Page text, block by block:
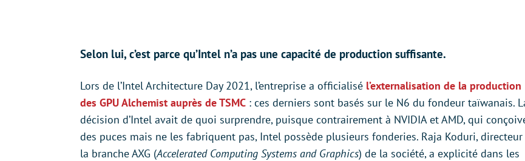
Selon lui, c’est parce qu’Intel n’a pas une capacité de production suffisante.
Lors de l’Intel Architecture Day 2021, l’entreprise a officialisé l’externalisation de la production
des GPU Alchemist auprès de TSMC : ces derniers sont basés sur le N6 du fondeur taïwanais.
décision d’Intel avait de quoi surprendre, puisque contrairement à NVIDIA et AMD, qui
des puces mais ne les fabriquent pas, Intel possède plusieurs fonderies. Raja Koduri,
la branche AXG (Accelerated Computing Systems and Graphics) de la société, a explicité dans les